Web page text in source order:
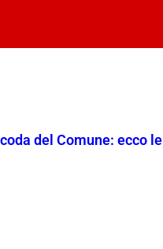
del Comune: ecco le